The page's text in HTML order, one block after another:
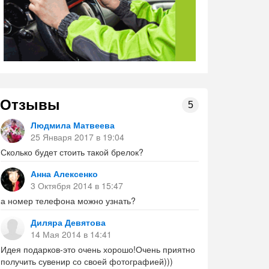
Отзывы 5
Людмила Матвеева
25 Января 2017 в 19:04
Сколько будет стоить такой брелок?
Анна Алексенко
3 Октября 2014 в 15:47
а номер телефона можно узнать?
Диляра Девятова
14 Мая 2014 в 14:41
Идея подарков-это очень хорошо!Очень приятно
получить сувенир со своей фотографией)))